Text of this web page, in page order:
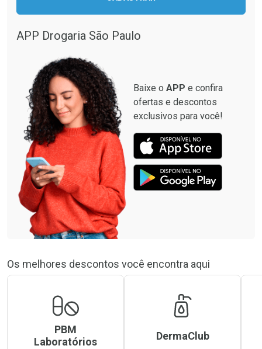
APP Drogaria São Paulo
Baixe o APP e confira
ofertas e descontos
exclusivos para você!
Os melhores descontos você encontra aqui
PBM
Laboratórios
DermaClub